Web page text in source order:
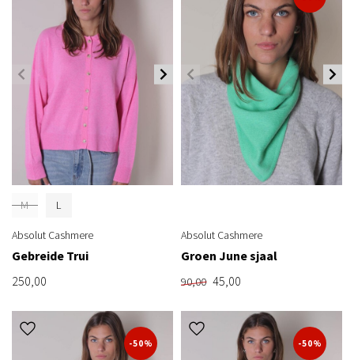
M L
Absolut Cashmere
Gebreide Trui
250,00
Absolut Cashmere
Groen June sjaal
90,00 45,00
-50% -50%